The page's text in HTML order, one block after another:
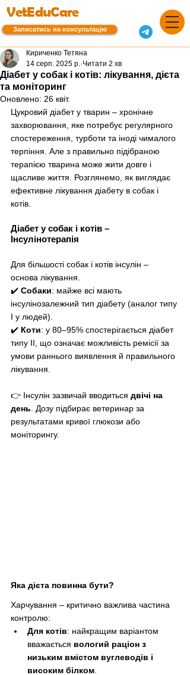
VetEduCare
Записатись на консультацію
Діабет у собак і котів: лікування, дієта
та моніторинг
Кириченко Тетяна
14 серп. 2025 р. Читати 2 хв
Оновлено: 26 квіт.
Цукровий діабет у тварин – хронічне
захворювання, яке потребує регулярного
спостереження, турботи та іноді чималого
терпіння. Але з правильно підібраною
терапією тварина може жити довге і
щасливе життя. Розглянемо, як виглядає
ефективне лікування діабету в собак і
котів.
Діабет у собак і котів –
Інсулінотерапія
Для більшості собак і котів інсулін –
основа лікування.
✔️ Собаки: майже всі мають
інсулінозалежний тип діабету (аналог типу
I у людей).
✔️ Коти: у 80–95% спостерігається діабет
типу II, що означає можливість ремісії за
умови раннього виявлення й правильного
лікування.
👉 Інсулін зазвичай вводиться двічі на
день . Дозу підбирає ветеринар за
результатами кривої глюкози або
моніторингу.
Яка дієта повинна бути?
Харчування – критично важлива частина
контролю:
Для котів: найкращим варіантом
вважається вологий раціон з
низьким вмістом вуглеводів і
високим білком.